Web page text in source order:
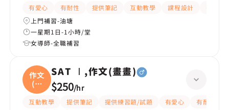
有愛心 有耐性 提供筆記 互動教學 課程設計
長期補
上門補習-油塘
一星期1日-1小時/堂
女導師-全職補習
作文
(畫
畫
SAT Ⅰ,作文(畫畫)
$250/hr
互動教學 提供筆記 提供練習題/試題 有愛心
有耐性